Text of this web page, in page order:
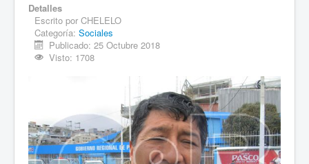
Detalles
Escrito por CHELELO
Categoría: Sociales
Publicado: 25 Octubre 2018
Visto: 1708